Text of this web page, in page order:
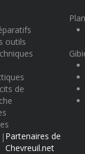
outils
de
| Partenaires de
Chevreuil.net